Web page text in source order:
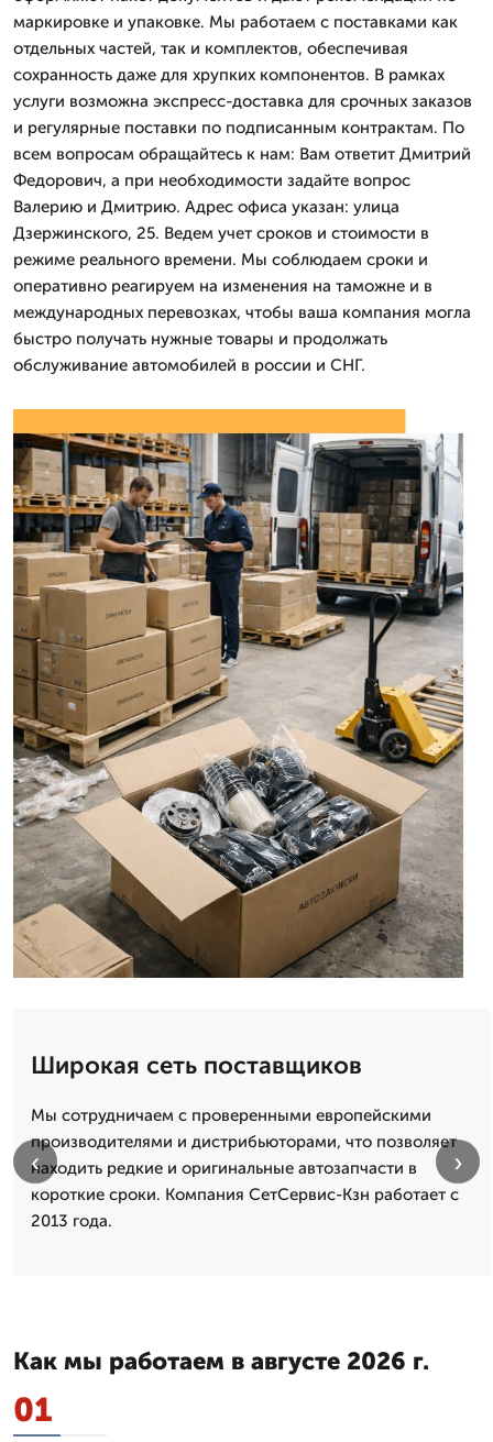
маркировке и упаковке. Мы работаем с поставками как
отдельных частей, так и комплектов, обеспечивая
сохранность даже для хрупких компонентов. В рамках
услуги возможна экспресс-доставка для срочных заказов
и регулярные поставки по подписанным контрактам. По
всем вопросам обращайтесь к нам: Вам ответит Дмитpий
Федорович, а при необходимости задайте вопрос
Валерию и Дмитрию. Адрес офиса указан: улица
Дзержинского, 25. Ведем учет сроков и стоимости в
режиме реального времени. Мы соблюдаем сроки и
оперативно реагируем на изменения на таможне и в
международных перевозках, чтобы ваша компания могла
быстро получать нужные товары и продолжать
обслуживание автомобилей в россии и СНГ.
Широкая сеть поставщиков
Мы сотрудничаем с проверенными европейскими
производителями и дистрибьюторами, что позволяет
находить редкие и оригинальные автозапчасти в
короткие сроки. Компания СетСервис-Кзн работает с
2013 года.
‹ ›
Как мы работаем в августе 2026 г.
01